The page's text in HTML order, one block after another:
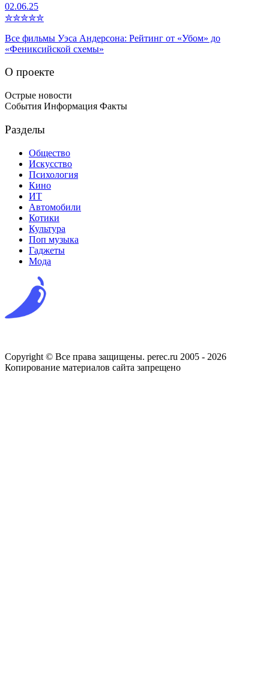
02.06.25
✮✮✮✮✮
Все фильмы Уэса Андерсона: Рейтинг от «Убом» до
«Фениксийской схемы»
О проекте
Острые новости
События Информация Факты
Разделы
Общество
Искусство
Психология
Кино
ИТ
Автомобили
Котики
Культура
Поп музыка
Гаджеты
Мода
Copyright © Все права защищены. perec.ru 2005 - 2026
Копирование материалов сайта запрещено